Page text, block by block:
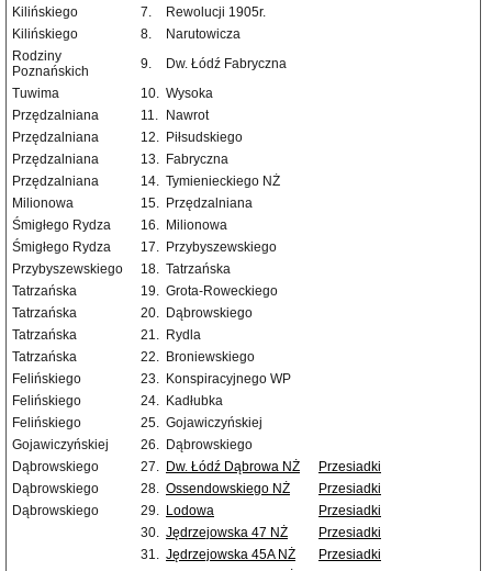
Kilińskiego
7.
Rewolucji 1905r.
Kilińskiego
8.
Narutowicza
Rodziny
Poznańskich
9.
Dw. Łódź Fabryczna
Tuwima
10. Wysoka
Przędzalniana
11.
Nawrot
Przędzalniana
12. Piłsudskiego
Przędzalniana
13. Fabryczna
Przędzalniana
14. Tymienieckiego NŻ
Milionowa
15. Przędzalniana
Śmigłego Rydza
16. Milionowa
Śmigłego Rydza
17. Przybyszewskiego
Przybyszewskiego
18. Tatrzańska
Tatrzańska
19. Grota-Roweckiego
Tatrzańska
20. Dąbrowskiego
Tatrzańska
21. Rydla
Tatrzańska
22. Broniewskiego
Felińskiego
23. Konspiracyjnego WP
Felińskiego
24. Kadłubka
Felińskiego
25. Gojawiczyńskiej
Gojawiczyńskiej
26. Dąbrowskiego
Dąbrowskiego
27. Dw. Łódź Dąbrowa NŻ
Przesiadki
Dąbrowskiego
28. Ossendowskiego NŻ
Przesiadki
Dąbrowskiego
29. Lodowa
Przesiadki
30. Jędrzejowska 47 NŻ
Przesiadki
31. Jędrzejowska 45A NŻ
Przesiadki